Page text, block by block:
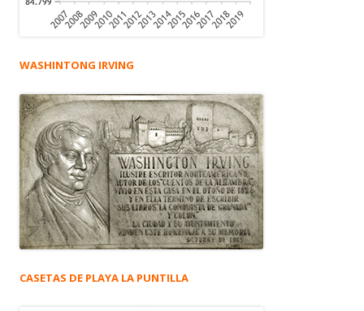
WASHINTONG IRVING
CASETAS DE PLAYA LA PUNTILLA